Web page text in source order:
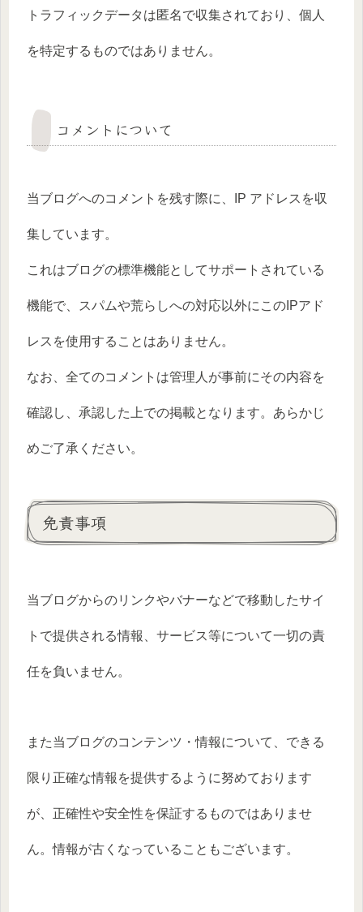
トラフィックデータは匿名で収集されており、個人
を特定するものではありません。
コメントについて
当ブログへのコメントを残す際に、IP アドレスを収
集しています。
これはブログの標準機能としてサポートされている
機能で、スパムや荒らしへの対応以外にこのIPアド
レスを使用することはありません。
なお、全てのコメントは管理人が事前にその内容を
確認し、承認した上での掲載となります。あらかじ
めご了承ください。
免責事項
当ブログからのリンクやバナーなどで移動したサイ
トで提供される情報、サービス等について一切の責
任を負いません。
また当ブログのコンテンツ・情報について、できる
限り正確な情報を提供するように努めております
が、正確性や安全性を保証するものではありませ
ん。情報が古くなっていることもございます。